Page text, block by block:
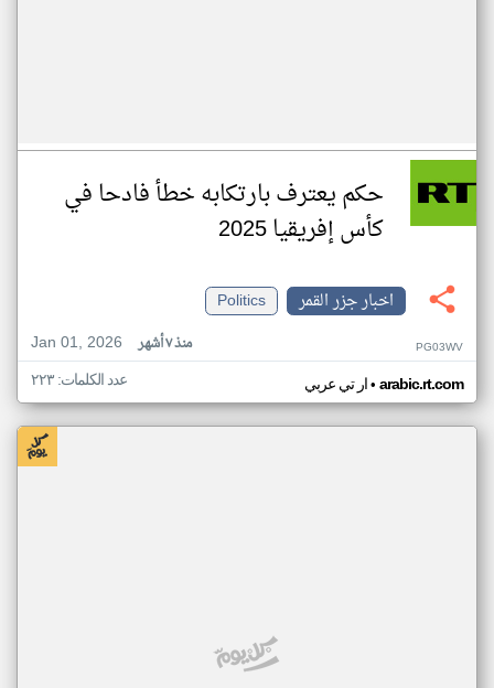
حكم يعترف بارتكابه خطأ فادحا في
كأس إفريقيا 2025
اخبار جزر القمر
Politics
Jan 01, 2026
منذ ٧ أشهر PG03WV
ار تي عربي• arabic.rt.com عدد الكلمات: ٢٢٣